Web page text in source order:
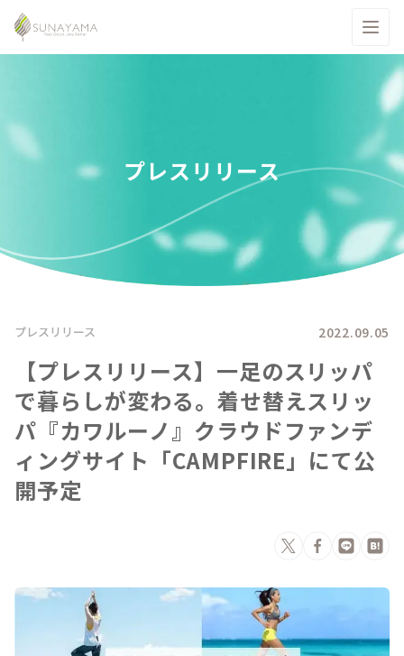
プレスリリース
プレスリリース 2022.09.05
【プレスリリース】一足のスリッパ
で暮らしが変わる。着せ替えスリッ
パ『カワルーノ』クラウドファンデ
ィングサイト「CAMPFIRE」にて公
開予定